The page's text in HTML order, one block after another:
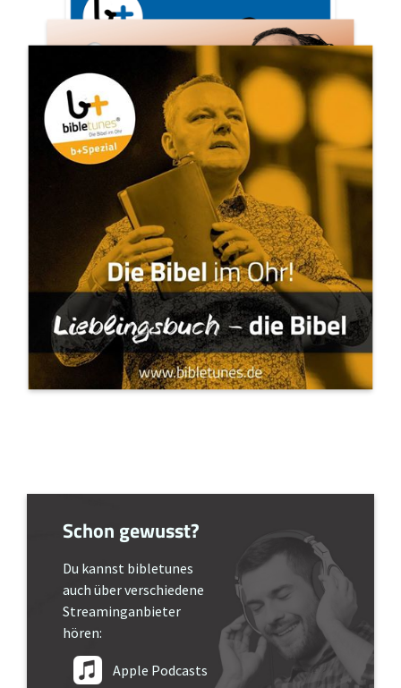
Schon gewusst?
Du kannst bibletunes
auch über verschiedene
Streaminganbieter
hören:
Apple Podcasts